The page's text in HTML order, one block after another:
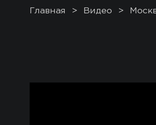
Главная > Видео >